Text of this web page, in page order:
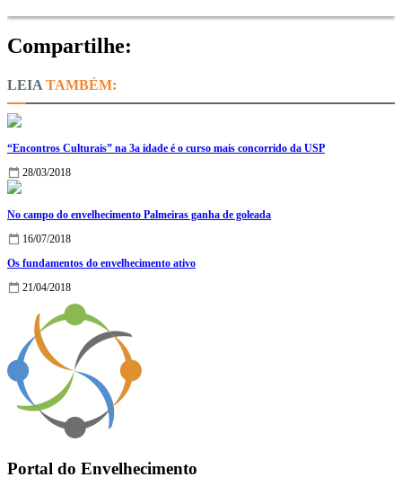
Compartilhe:
TAMBÉM:
“Encontros Culturais” na 3a idade é o curso mais concorrido da USP
28/03/2018
No campo do envelhecimento Palmeiras ganha de goleada
16/07/2018
Os fundamentos do envelhecimento ativo
21/04/2018
Portal do Envelhecimento